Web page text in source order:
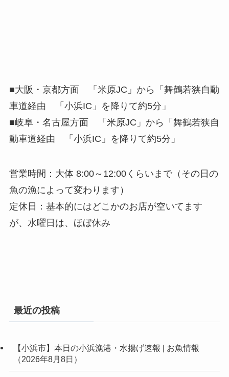
■大阪・京都方面 「米原JC」から「舞鶴若狭自動
車道経由 「小浜IC」を降りて約5分」
■岐阜・名古屋方面 「米原JC」から「舞鶴若狭自
動車道経由 「小浜IC」を降りて約5分」
営業時間：大体 8:00～12:00くらいまで（その日の
魚の漁によって変わります）
定休日：基本的にはどこかのお店が空いてます
が、水曜日は、ほぼ休み
最近の投稿
【小浜市】本日の小浜漁港・水揚げ速報 | お魚情報
（2026年8月8日）